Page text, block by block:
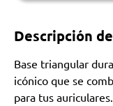
Descripción
Base triangular
icónico que se
para tus